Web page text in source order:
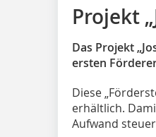
Projekt
Das Projekt
ersten
Diese
erhältlich.
Aufwand